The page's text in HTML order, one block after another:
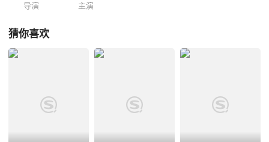
导演 主演
猜你喜欢